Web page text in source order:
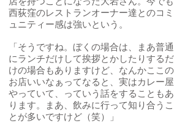
西荻窪のレストランオーナー達とのコミ
ュニティー感は強いという。
「そうですね。ぼくの場合は、まあ普通
にランチだけして挨拶とかしたりするだ
けの場合もありますけど、なんかここの
お店いいなぁってなると、実はカレー屋
やっていて、っていう話をすることもあ
ります。まあ、飲みに行って知り合うこ
とが多いですけど（笑）」